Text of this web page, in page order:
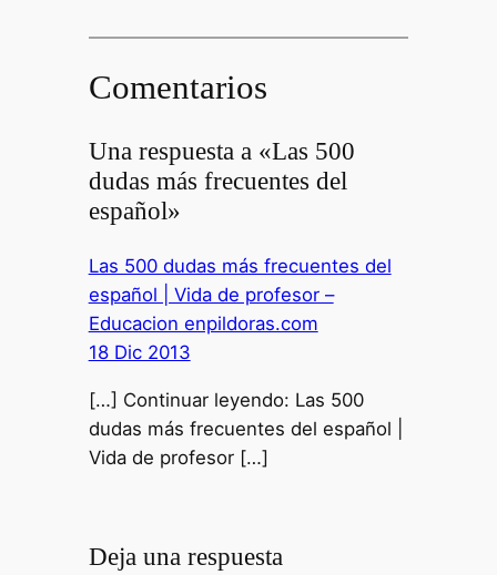
Comentarios
Una respuesta a «Las 500
dudas más frecuentes del
español»
Las 500 dudas más frecuentes del
español | Vida de profesor –
Educacion enpildoras.com
18 Dic 2013
[…] Continuar leyendo: Las 500
dudas más frecuentes del español |
Vida de profesor […]
Deja una respuesta